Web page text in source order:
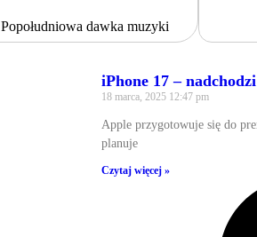
Popołudniowa dawka muzyki
iPhone 17 –
18 marca, 2025 12:47 pm
Apple przygotowuje się do
planuje
Czytaj więcej »